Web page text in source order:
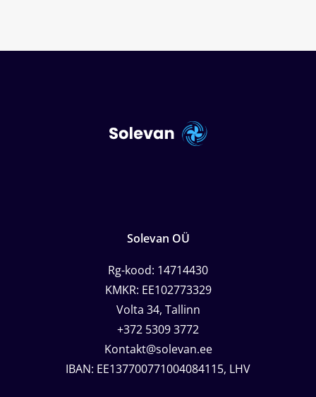
Solevan OÜ
Rg-kood: 14714430
KMKR: EE102773329
Volta 34, Tallinn
+372 5309 3772
Kontakt@solevan.ee
IBAN: EE137700771004084115, LHV